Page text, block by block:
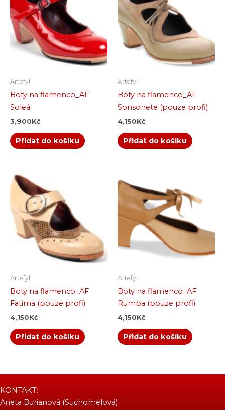
Artefyl
Boty na flamenco_AF
Soleá
3,900Kč
Přidat do košíku
Artefyl
Boty na flamenco_AF
Sonsonete (pouze profi)
4,150Kč
Přidat do košíku
Artefyl
Boty na flamenco_AF
Fatima (pouze profi)
4,150Kč
Přidat do košíku
Artefyl
Boty na flamenco_AF
Rumba (pouze profi)
4,150Kč
Přidat do košíku
KONTAKT:
Aneta Burianová (Suchomelová)